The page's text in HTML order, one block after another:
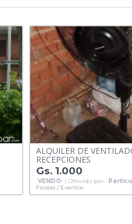
ALQUILER DE
RECEPCIONES
Gs. 1.000
VENDO | Ofrecido por:
Fiestas / Eventos